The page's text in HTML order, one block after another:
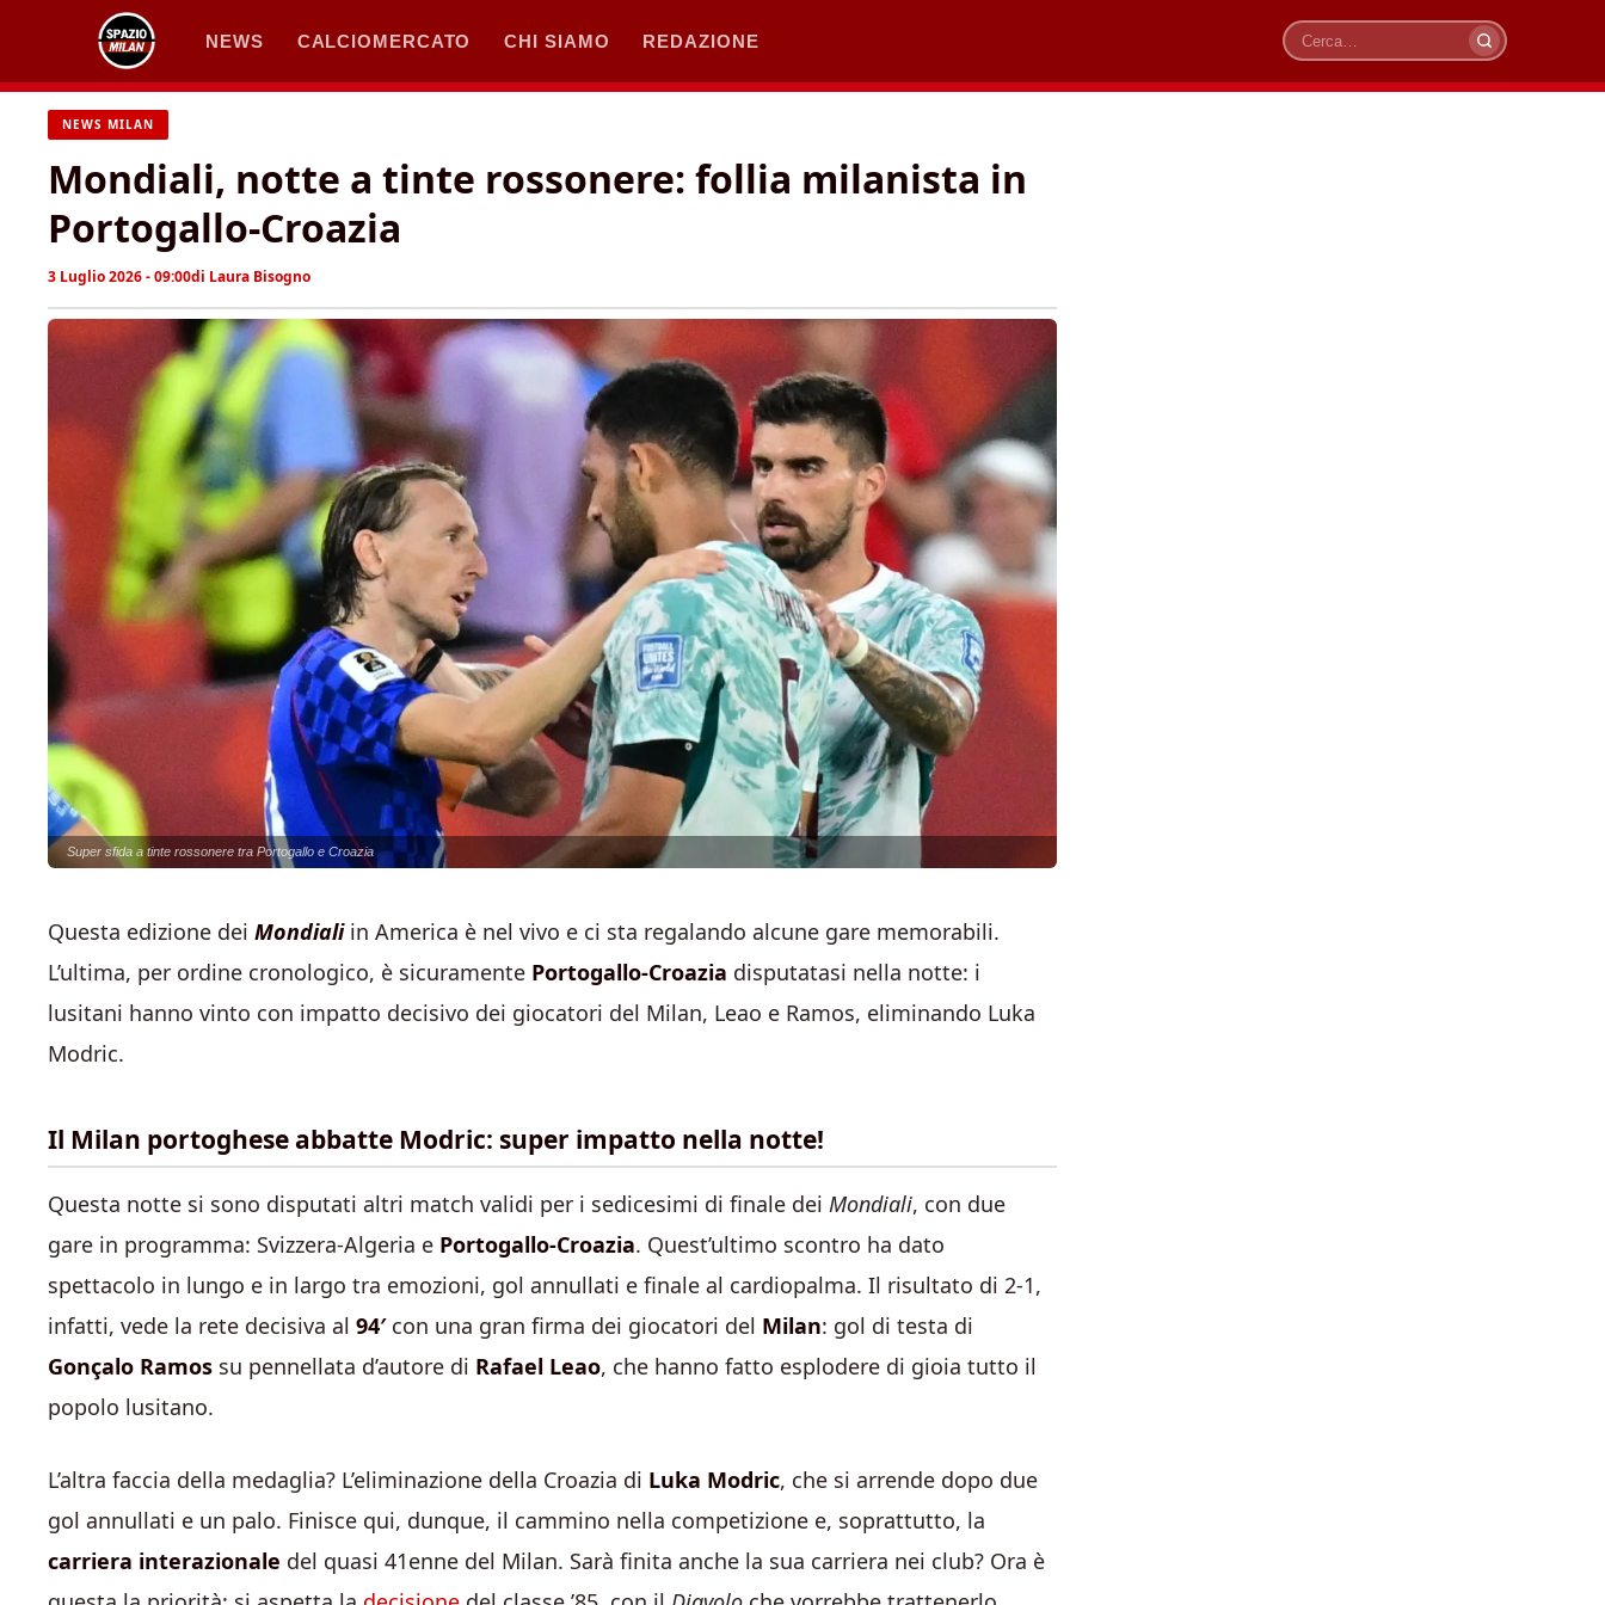
contenuto
NEWS CALCIOMERCATO CHI SIAMO REDAZIONE
Cerca
NEWS MILAN
Mondiali, notte a tinte rossonere: follia milanista in
Portogallo-Croazia
3 Luglio 2026 - 09:00di Laura Bisogno
Super sfida a tinte rossonere tra Portogallo e Croazia
Questa edizione dei Mondiali in America è nel vivo e ci sta regalando alcune gare memorabili.
L’ultima, per ordine cronologico, è sicuramente Portogallo-Croazia disputatasi nella notte: i
lusitani hanno vinto con impatto decisivo dei giocatori del Milan, Leao e Ramos, eliminando Luka
Modric.
Il Milan portoghese abbatte Modric: super impatto nella notte!
Questa notte si sono disputati altri match validi per i sedicesimi di finale dei Mondiali, con due
gare in programma: Svizzera-Algeria e Portogallo-Croazia. Quest’ultimo scontro ha dato
spettacolo in lungo e in largo tra emozioni, gol annullati e finale al cardiopalma. Il risultato di 2-1,
infatti, vede la rete decisiva al 94′con una gran firma dei giocatori del Milan: gol di testa di
Gonçalo Ramos su pennellata d’autore di Rafael Leao, che hanno fatto esplodere di gioia tutto il
popolo lusitano.
L’altra faccia della medaglia? L’eliminazione della Croazia di Luka Modric, che si arrende dopo due
gol annullati e un palo. Finisce qui, dunque, il cammino nella competizione e, soprattutto, la
carriera interazionale del quasi 41enne del Milan. Sarà finita anche la sua carriera nei club? Ora è